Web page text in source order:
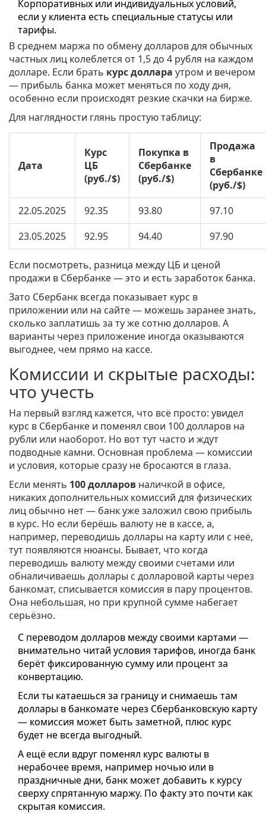
Корпоративных или индивидуальных условий,
если у клиента есть специальные статусы или
тарифы.
В среднем маржа по обмену долларов для обычных
частных лиц колеблется от 1,5 до 4 рубля на каждом
долларе. Если брать курс доллара утром и вечером
— прибыль банка может меняться по ходу дня,
особенно если происходят резкие скачки на бирже.
Для наглядности глянь простую таблицу:
Дата
Курс
ЦБ
(руб./$)
Покупка в
Сбербанке
(руб./$)
Продажа
в
Сбербанке
(руб./$)
22.05.2025
92.35 93.80
97.10
23.05.2025
92.95 94.40 97.90
Если посмотреть, разница между ЦБ и ценой
продажи в Сбербанке — это и есть заработок банка.
Зато Сбербанк всегда показывает курс в
приложении или на сайте — можешь заранее знать,
сколько заплатишь за ту же сотню долларов. А
варианты через приложение иногда оказываются
выгоднее, чем прямо на кассе.
Комиссии и скрытые расходы:
что учесть
На первый взгляд кажется, что всё просто: увидел
курс в Сбербанке и поменял свои 100 долларов на
рубли или наоборот. Но вот тут часто и ждут
подводные камни. Основная проблема — комиссии
и условия, которые сразу не бросаются в глаза.
Если менять 100 долларов наличкой в офисе,
никаких дополнительных комиссий для физических
лиц обычно нет — банк уже заложил свою прибыль
в курс. Но если берёшь валюту не в кассе, а,
например, переводишь доллары на карту или с неё,
тут появляются нюансы. Бывает, что когда
переводишь валюту между своими счетами или
обналичиваешь доллары с долларовой карты через
банкомат, списывается комиссия в пару процентов.
Она небольшая, но при крупной сумме набегает
серьёзно.
С переводом долларов между своими картами —
внимательно читай условия тарифов, иногда банк
берёт фиксированную сумму или процент за
конвертацию.
Если ты катаешься за границу и снимаешь там
доллары в банкомате через Сбербанковскую карту
— комиссия может быть заметной, плюс курс
будет не всегда выгодный.
А ещё если вдруг поменял курс валюты в
нерабочее время, например ночью или в
праздничные дни, банк может добавить к курсу
сверху спрятанную маржу. По факту это почти как
скрытая комиссия.